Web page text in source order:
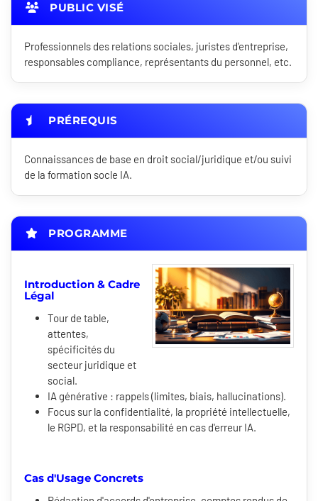
PUBLIC VISÉ
Professionnels des relations sociales, juristes d'entreprise,
responsables compliance, représentants du personnel, etc.
PRÉREQUIS
Connaissances de base en droit social/juridique et/ou suivi
de la formation socle IA.
PROGRAMME
Introduction & Cadre
Légal
Tour de table,
attentes,
spécificités du
secteur juridique et
social.
IA générative : rappels (limites, biais, hallucinations).
Focus sur la confidentialité, la propriété intellectuelle,
le RGPD, et la responsabilité en cas d'erreur IA.
Cas d'Usage Concrets